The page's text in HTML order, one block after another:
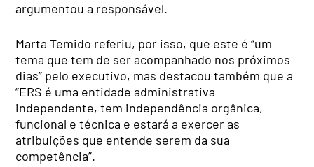
argumentou a responsável.
Marta Temido referiu, por isso, que este é “um
tema que tem de ser acompanhado nos próximos
dias” pelo executivo, mas destacou também que a
“ERS é uma entidade administrativa
independente, tem independência orgânica,
funcional e técnica e estará a exercer as
atribuições que entende serem da sua
competência”.